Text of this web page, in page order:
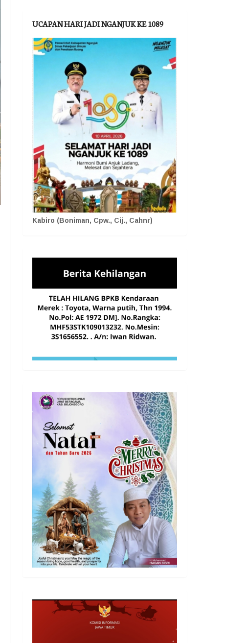
UCAPAN HARI JADI NGANJUK KE 1089
Kabiro (Boniman, Cpw., Cij., Cahnr)